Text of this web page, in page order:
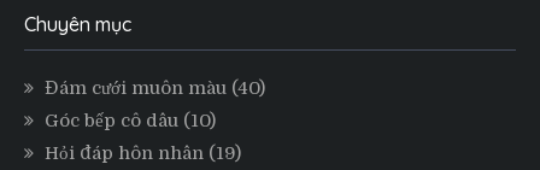
Chuyên mục
Đám cưới muôn màu (40)
Góc bếp cô dâu (10)
Hỏi đáp hôn nhân (19)